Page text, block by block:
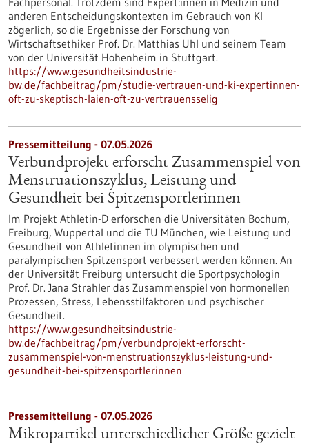
anderen Entscheidungskontexten im Gebrauch von KI
zögerlich, so die Ergebnisse der Forschung von
Wirtschaftsethiker Prof. Dr. Matthias Uhl und seinem Team
von der Universität Hohenheim in Stuttgart.
https://www.gesundheitsindustrie-
bw.de/fachbeitrag/pm/studie-vertrauen-und-ki-expertinnen-
oft-zu-skeptisch-laien-oft-zu-vertrauensselig
Pressemitteilung - 07.05.2026
Verbundprojekt erforscht Zusammenspiel von
Menstruationszyklus, Leistung und
Gesundheit bei Spitzensportlerinnen
Im Projekt Athletin-D erforschen die Universitäten Bochum,
Freiburg, Wuppertal und die TU München, wie Leistung und
Gesundheit von Athletinnen im olympischen und
paralympischen Spitzensport verbessert werden können. An
der Universität Freiburg untersucht die Sportpsychologin
Prof. Dr. Jana Strahler das Zusammenspiel von hormonellen
Prozessen, Stress, Lebensstilfaktoren und psychischer
Gesundheit.
https://www.gesundheitsindustrie-
bw.de/fachbeitrag/pm/verbundprojekt-erforscht-
zusammenspiel-von-menstruationszyklus-leistung-und-
gesundheit-bei-spitzensportlerinnen
Pressemitteilung - 07.05.2026
Mikropartikel unterschiedlicher Größe gezielt